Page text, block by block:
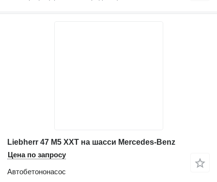
Liebherr 47 M5 XXT на шасси Mercedes-Benz
Цена по запросу
Автобетононасос